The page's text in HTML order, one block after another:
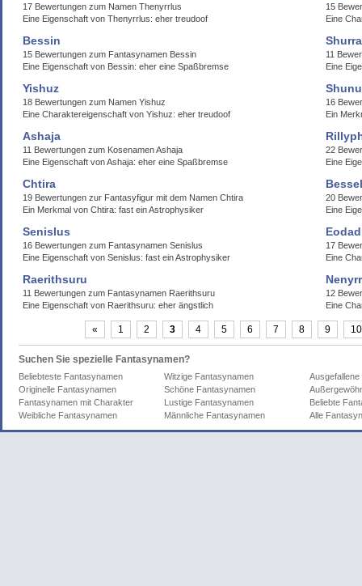
17 Bewertungen zum Namen Thenyrrlus
Eine Eigenschaft von Thenyrrlus: eher treudoof
15
Eine
Bessin
15 Bewertungen zum Fantasynamen Bessin
Eine Eigenschaft von Bessin: eher eine Spaßbremse
11
Eine
Yishuz
18 Bewertungen zum Namen Yishuz
Eine Charaktereigenschaft von Yishuz: eher treudoof
16
Ein
Ashaja
11 Bewertungen zum Kosenamen Ashaja
Eine Eigenschaft von Ashaja: eher eine Spaßbremse
22
Eine
Chtira
19 Bewertungen zur Fantasyfigur mit dem Namen Chtira
Ein Merkmal von Chtira: fast ein Astrophysiker
20
Eine
Senislus
16 Bewertungen zum Fantasynamen Senislus
Eine Eigenschaft von Senislus: fast ein Astrophysiker
17
Eine
Raerithsuru
11 Bewertungen zum Fantasynamen Raerithsuru
Eine Eigenschaft von Raerithsuru: eher ängstlich
12
Eine
« 1 2 3 4 5 6 7 8 9 10
Suchen Sie spezielle Fantasynamen?
Beliebteste Fantasynamen Witzige Fantasynamen
Originelle Fantasynamen
Schöne Fantasynamen
Fantasynamen mit Charakter
Lustige Fantasynamen
Beliebte
Weibliche Fantasynamen
Männliche Fantasynamen Alle